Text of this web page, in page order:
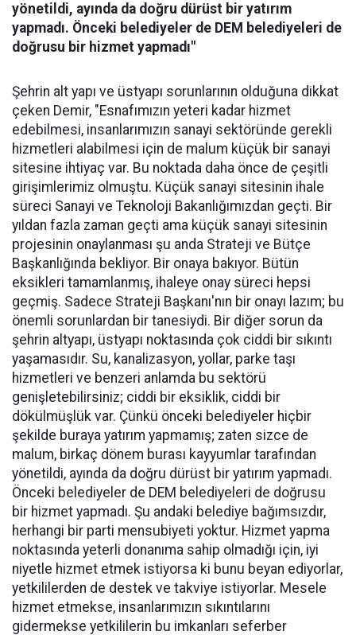
yönetildi, ayında da doğru dürüst bir yatırım
yapmadı. Önceki belediyeler de DEM belediyeleri de
doğrusu bir hizmet yapmadı"
Şehrin alt yapı ve üstyapı sorunlarının olduğuna dikkat
çeken Demir, "Esnafımızın yeteri kadar hizmet
edebilmesi, insanlarımızın sanayi sektöründe gerekli
hizmetleri alabilmesi için de malum küçük bir sanayi
sitesine ihtiyaç var. Bu noktada daha önce de çeşitli
girişimlerimiz olmuştu. Küçük sanayi sitesinin ihale
süreci Sanayi ve Teknoloji Bakanlığımızdan geçti. Bir
yıldan fazla zaman geçti ama küçük sanayi sitesinin
projesinin onaylanması şu anda Strateji ve Bütçe
Başkanlığında bekliyor. Bir onaya bakıyor. Bütün
eksikleri tamamlanmış, ihaleye onay süreci hepsi
geçmiş. Sadece Strateji Başkanı'nın bir onayı lazım; bu
önemli sorunlardan bir tanesiydi. Bir diğer sorun da
şehrin altyapı, üstyapı noktasında çok ciddi bir sıkıntı
yaşamasıdır. Su, kanalizasyon, yollar, parke taşı
hizmetleri ve benzeri anlamda bu sektörü
genişletebilirsiniz; ciddi bir eksiklik, ciddi bir
dökülmüşlük var. Çünkü önceki belediyeler hiçbir
şekilde buraya yatırım yapmamış; zaten sizce de
malum, birkaç dönem burası kayyumlar tarafından
yönetildi, ayında da doğru dürüst bir yatırım yapmadı.
Önceki belediyeler de DEM belediyeleri de doğrusu
bir hizmet yapmadı. Şu andaki belediye bağımsızdır,
herhangi bir parti mensubiyeti yoktur. Hizmet yapma
noktasında yeterli donanıma sahip olmadığı için, iyi
niyetle hizmet etmek istiyorsa ki bunu beyan ediyorlar,
yetkililerden de destek ve takviye istiyorlar. Mesele
hizmet etmekse, insanlarımızın sıkıntılarını
gidermekse yetkililerin bu imkanları seferber